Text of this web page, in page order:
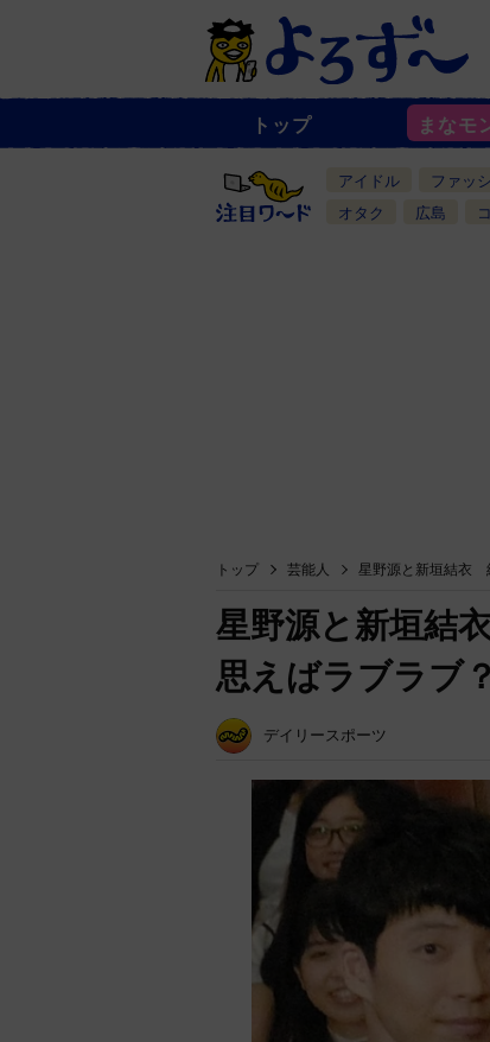
ュ
一
覧
トップ まなモ
アイドル ファッ
オタク
広島
トップ 芸能人 星野源と新垣結衣
星野源と新垣結
思えばラブラブ？
デイリースポーツ